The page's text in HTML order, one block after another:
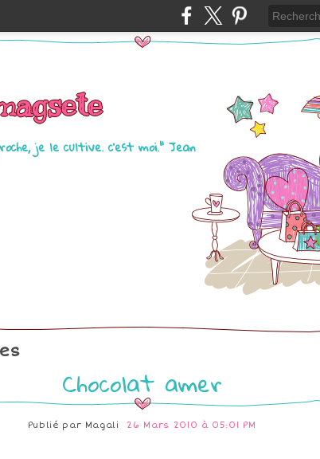
je le cultive. c'est moi." Jean
Chocolat amer
Publié par Magali 26 Mars 2010 à 05:01 PM